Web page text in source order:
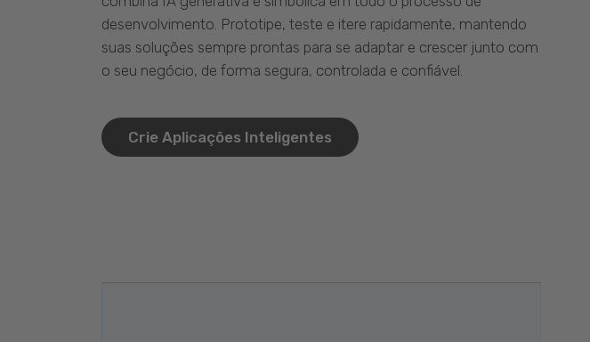
desenvolvimento. Prototipe, teste e itere rapidamente, mantendo
suas soluções sempre prontas para se adaptar e crescer junto com
o seu negócio, de forma segura, controlada e confiável.
Crie Aplicações Inteligentes